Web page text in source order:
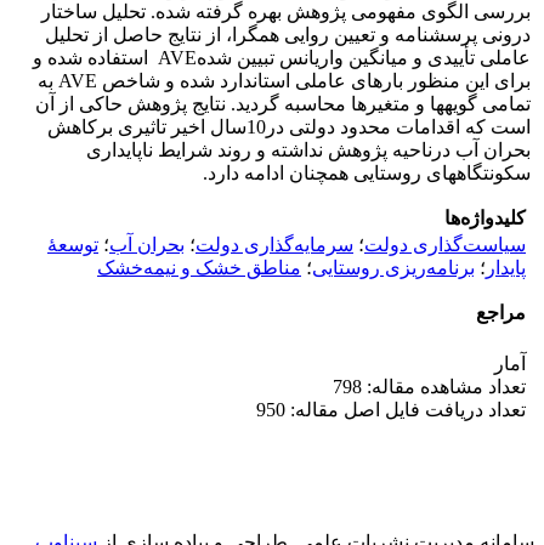
بررسی الگوی مفهومی پژوهش بهره گرفته شده. تحلیل ساختار
درونی پرسشنامه و تعیین روایی همگرا، از نتایج حاصل از تحلیل
عاملی تأییدی و میانگین واریانس تبیین شدهAVE استفاده شده و
برای این منظور بارهای عاملی استاندارد شده و شاخص AVE به
تمامی گویه­ها و متغیرها محاسبه گردید. نتایج پژوهش حاکی از آن
است که اقدامات محدود دولتی در10سال اخیر تاثیری برکاهش
بحران آب درناحیه پژوهش نداشته و روند شرایط ناپایداری
سکونتگاههای روستایی همچنان ادامه دارد.
کلیدواژه‌ها
سیاست‌گذاری دولت؛ سرمایه‌گذاری دولت؛ بحران آب؛ توسعۀ
پایدار ؛ برنامه‌ریزی روستایی؛ مناطق خشک و نیمه‌خشک
مراجع
آمار
تعداد مشاهده مقاله: 798
تعداد دریافت فایل اصل مقاله: 950